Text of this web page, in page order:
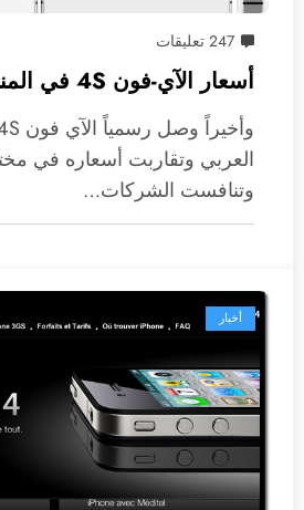
247 تعليقات
أسعار الآي-فون 4S في المنطقة العربية
العربي وتقاربت أسعاره في
وتنافست الشركات…
أخبار